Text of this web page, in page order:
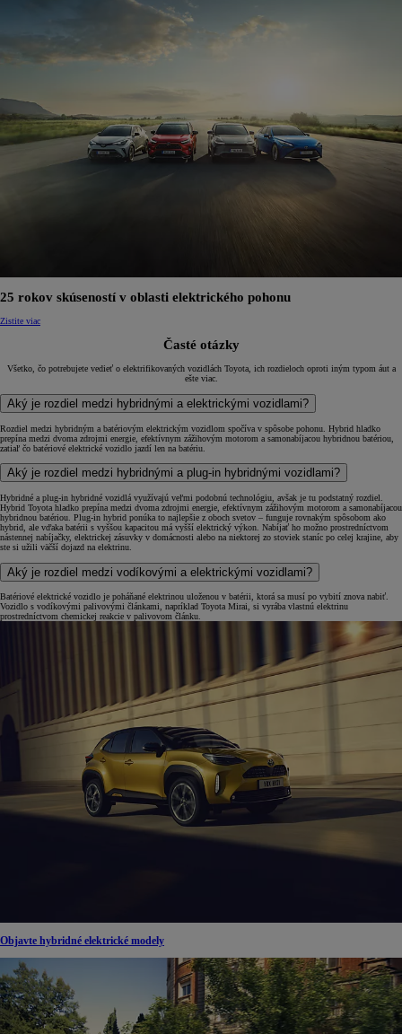
25 rokov skúseností v oblasti elektrického pohonu
Zistite viac
Časté otázky
Všetko, čo potrebujete vedieť o elektrifikovaných vozidlách Toyota, ich rozdieloch oproti iným typom áut a
ešte viac.
Aký je rozdiel medzi hybridnými a elektrickými vozidlami?
Rozdiel medzi hybridným a batériovým elektrickým vozidlom spočíva v spôsobe pohonu. Hybrid hladko
prepína medzi dvoma zdrojmi energie, efektívnym zážihovým motorom a samonabíjacou hybridnou batériou,
zatiaľ čo batériové elektrické vozidlo jazdí len na batériu.
Aký je rozdiel medzi hybridnými a plug-in hybridnými vozidlami?
Hybridné a plug-in hybridné vozidlá využívajú veľmi podobnú technológiu, avšak je tu podstatný rozdiel.
Hybrid Toyota hladko prepína medzi dvoma zdrojmi energie, efektívnym zážihovým motorom a samonabíjacou
hybridnou batériou. Plug-in hybrid ponúka to najlepšie z oboch svetov – funguje rovnakým spôsobom ako
hybrid, ale vďaka batérii s vyššou kapacitou má vyšší elektrický výkon. Nabíjať ho možno prostredníctvom
nástennej nabíjačky, elektrickej zásuvky v domácnosti alebo na niektorej zo stoviek staníc po celej krajine, aby
ste si užili väčší dojazd na elektrinu.
Aký je rozdiel medzi vodíkovými a elektrickými vozidlami?
Batériové elektrické vozidlo je poháňané elektrinou uloženou v batérii, ktorá sa musí po vybití znova nabiť.
Vozidlo s vodíkovými palivovými článkami, napríklad Toyota Mirai, si vyrába vlastnú elektrinu
prostredníctvom chemickej reakcie v palivovom článku.
Objavte hybridné elektrické modely